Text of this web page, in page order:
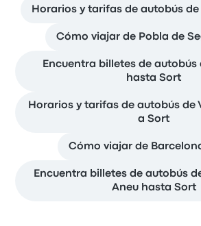
Horarios y tarifas de autobús
Cómo viajar de Pobla de
Encuentra billetes de autobús
hasta Sort
Horarios y tarifas de autobús de
a Sort
Cómo viajar de
Encuentra billetes de autobús
Aneu hasta Sort